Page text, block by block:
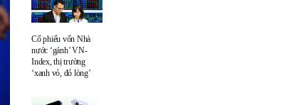
Cổ phiếu vốn Nhà
nước ‘gánh’ VN-
Index, thị trường
‘xanh vỏ, đỏ lòng’